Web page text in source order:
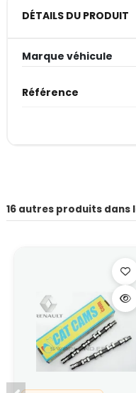
DÉTAILS DU PRODUIT
Marque véhicule
Référence
16 autres produits dans